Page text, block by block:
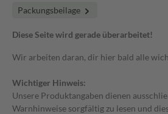
Packungsbeilage
Diese Seite wird gerade überarbeitet!
Wir arbeiten daran, dir hier bald alle
Wichtiger Hinweis:
Unsere Produktangaben dienen
Warnhinweise sorgfältig zu lesen und